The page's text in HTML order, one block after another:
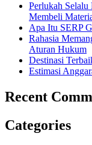
Perlukah
Membeli
Apa Itu SERP
Rahasia
Aturan Hukum
Destinasi
Estimasi
Recent
Categories